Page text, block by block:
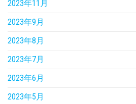
2023年11月
2023年9月
2023年8月
2023年7月
2023年6月
2023年5月